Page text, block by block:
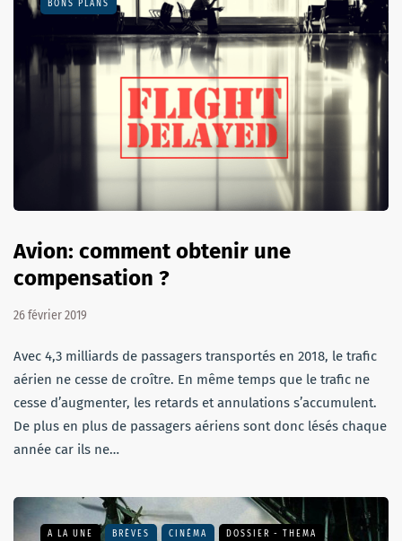
BONS PLANS
Avion: comment obtenir une
compensation ?
26 février 2019
Avec 4,3 milliards de passagers transportés en 2018, le trafic
aérien ne cesse de croître. En même temps que le trafic ne
cesse d’augmenter, les retards et annulations s’accumulent.
De plus en plus de passagers aériens sont donc lésés chaque
année car ils ne…
A LA UNE BRÈVES CINÉMA DOSSIER - THEMA